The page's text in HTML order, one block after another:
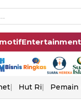
Entertainment
Hut Ri Pemain